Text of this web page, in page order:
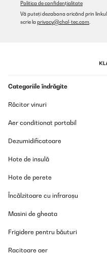
Politica de confidențialitate
Vă puteți dezabona oricând prin
scrie la privacy@chal-tec.com
Categoriile îndrăgite
Răcitor vinuri
Aer conditionat portabil
Dezumidificatoare
Hote de insulă
Hote de perete
Încălzitoare cu infraroșu
Masini de gheata
Frigidere pentru băuturi
Racitoare aer